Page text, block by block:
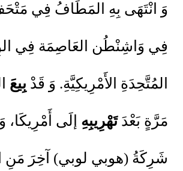
وَ انْتَهَى بِهِ المَطَافُ فِي
فِي وَاشِنْطُن العَاصِمَة فِي
المُتَّحِدَةِ الأَمْرِيكِيَّةِ. وَ قَدْ بِيعَ
مَرَّةٍ بَعْدَتَهْرِيبِهِ إلَى أَمْرِيكَا،
شَرِكَةُ (هوبي لوبي) آخِرَ مَنِ